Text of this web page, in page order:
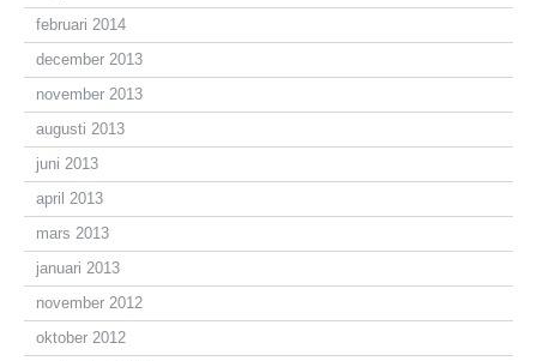
februari 2014
december 2013
november 2013
augusti 2013
juni 2013
april 2013
mars 2013
januari 2013
november 2012
oktober 2012